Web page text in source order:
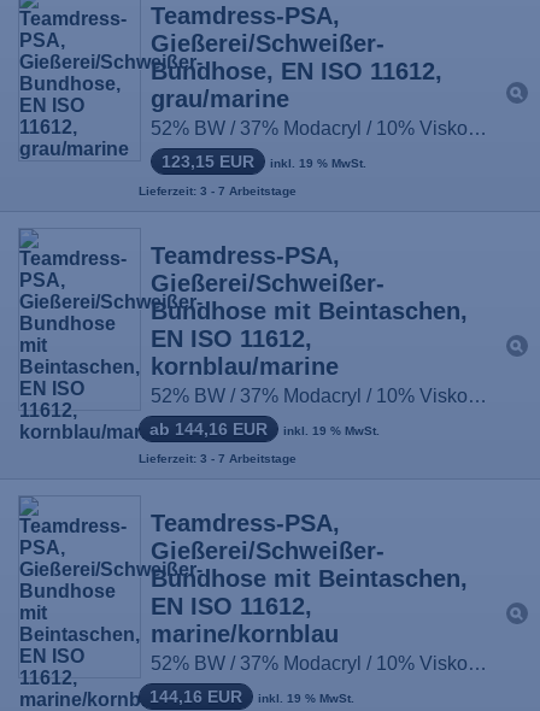
Teamdress-PSA,
Gießerei/Schweißer-
Bundhose, EN ISO 11612,
grau/marine
52% BW / 37% Modacryl / 10% Viskose / 1% antist. Fasern, ca. 430g/m², Größe: 44-66, 90-114, 22-33
123,15 EUR inkl. 19 % MwSt.
Lieferzeit: 3 - 7 Arbeitstage
Teamdress-PSA,
Gießerei/Schweißer-
Bundhose mit Beintaschen,
EN ISO 11612,
kornblau/marine
52% BW / 37% Modacryl / 10% Viskose / 1% antist. Fasern, ca. 430g/m², Größe: 44-66, 90-114, 22-33
ab 144,16 EUR inkl. 19 % MwSt.
Lieferzeit: 3 - 7 Arbeitstage
Teamdress-PSA,
Gießerei/Schweißer-
Bundhose mit Beintaschen,
EN ISO 11612,
marine/kornblau
52% BW / 37% Modacryl / 10% Viskose / 1% antist. Fasern, ca. 430g/m², Größe: 44-66, 90-114, 22-33
144,16 EUR inkl. 19 % MwSt.